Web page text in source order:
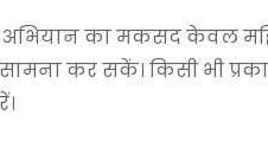
अभियान का मकसद केवल
कर सकें। किसी भी